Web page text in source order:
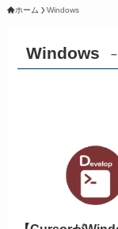
ホーム Windows
Windows